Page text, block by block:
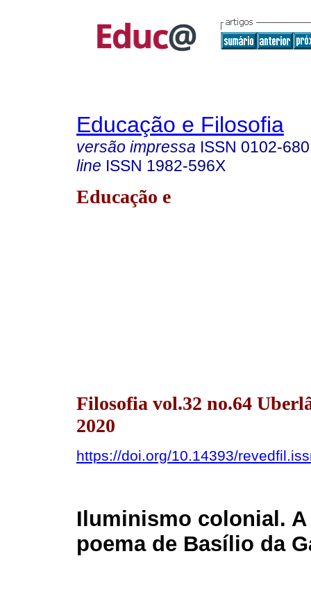
Educação e Filosofia
versão impressa ISSN 0102-
line ISSN 1982-596X
Educação e
Filosofia vol.32 no.64
2020
https://doi.org/10.14393/
Iluminismo colonial.
poema de Basílio da